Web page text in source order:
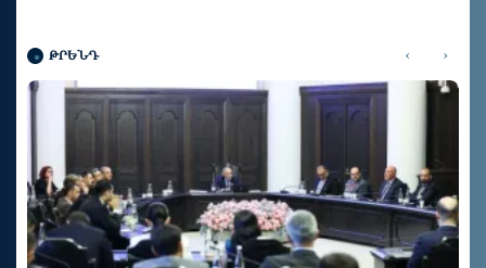
ԹՐԵՆԴ ‹ ›